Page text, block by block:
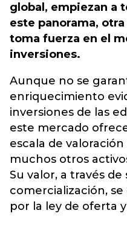
global, empiezan a
este panorama,
toma fuerza en el
inversiones.
Aunque no se
enriquecimiento
inversiones de las
este mercado
escala de
muchos otros
Su valor, a través
comercialización,
por la ley de oferta